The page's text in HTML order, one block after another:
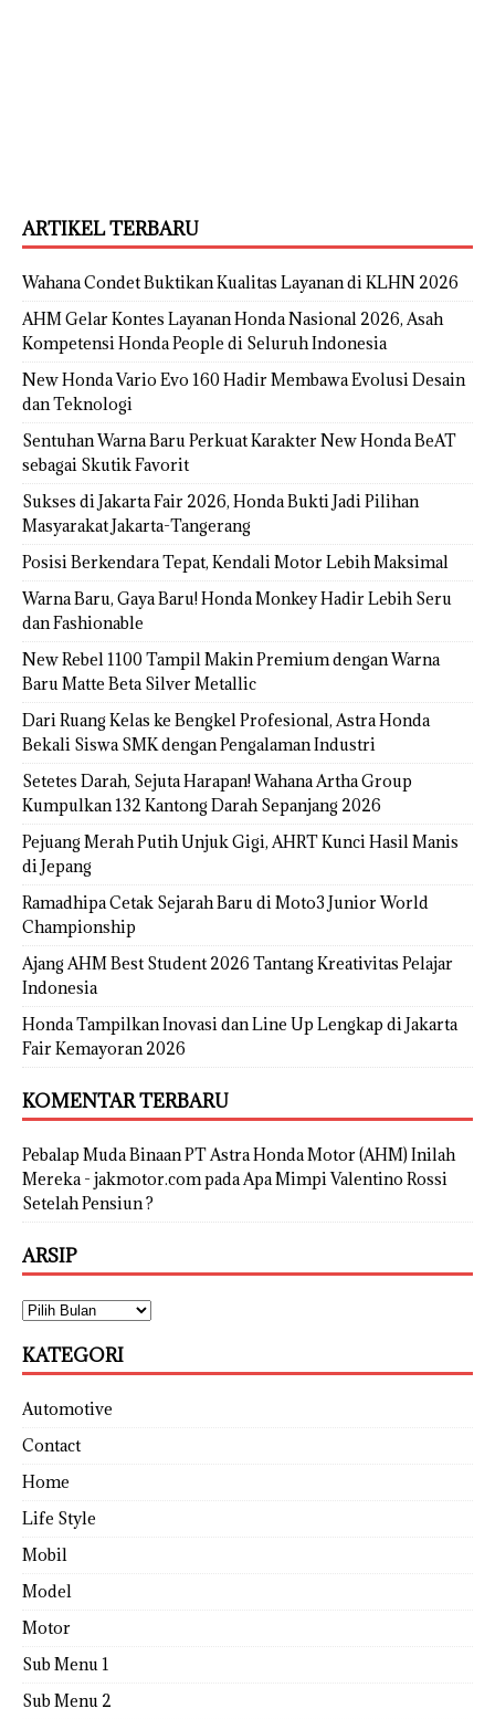
ARTIKEL TERBARU
Wahana Condet Buktikan Kualitas Layanan di KLHN 2026
AHM Gelar Kontes Layanan Honda Nasional 2026, Asah
Kompetensi Honda People di Seluruh Indonesia
New Honda Vario Evo 160 Hadir Membawa Evolusi Desain
dan Teknologi
Sentuhan Warna Baru Perkuat Karakter New Honda BeAT
sebagai Skutik Favorit
Sukses di Jakarta Fair 2026, Honda Bukti Jadi Pilihan
Masyarakat Jakarta-Tangerang
Posisi Berkendara Tepat, Kendali Motor Lebih Maksimal
Warna Baru, Gaya Baru! Honda Monkey Hadir Lebih Seru
dan Fashionable
New Rebel 1100 Tampil Makin Premium dengan Warna
Baru Matte Beta Silver Metallic
Dari Ruang Kelas ke Bengkel Profesional, Astra Honda
Bekali Siswa SMK dengan Pengalaman Industri
Setetes Darah, Sejuta Harapan! Wahana Artha Group
Kumpulkan 132 Kantong Darah Sepanjang 2026
Pejuang Merah Putih Unjuk Gigi, AHRT Kunci Hasil Manis
di Jepang
Ramadhipa Cetak Sejarah Baru di Moto3 Junior World
Championship
Ajang AHM Best Student 2026 Tantang Kreativitas Pelajar
Indonesia
Honda Tampilkan Inovasi dan Line Up Lengkap di Jakarta
Fair Kemayoran 2026
KOMENTAR TERBARU
Pebalap Muda Binaan PT Astra Honda Motor (AHM) Inilah
Mereka - jakmotor.compadaApa Mimpi Valentino Rossi
Setelah Pensiun ?
ARSIP
KATEGORI
Automotive
Contact
Home
Life Style
Mobil
Model
Motor
Sub Menu 1
Sub Menu 2